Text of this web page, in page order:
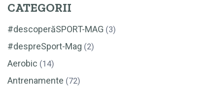
CATEGORII
#descoperăSPORT-MAG (3)
#despreSport-Mag (2)
Aerobic (14)
Antrenamente (72)